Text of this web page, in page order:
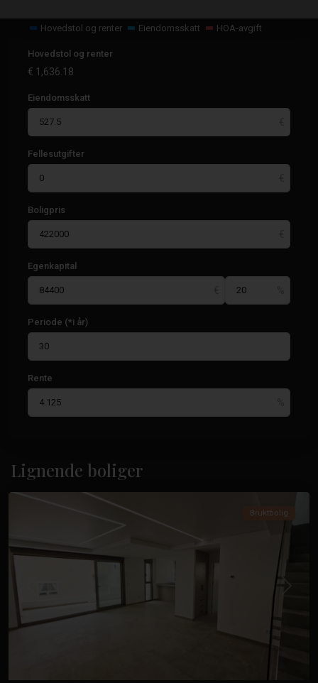
Hovedstol og renter Eiendomsskatt HOA-avgift
Hovedstol og renter
€ 1,636.18
Eiendomsskatt
Fellesutgifter
Boligpris
Egenkapital
Periode (*i år)
Rente
Lignende boliger
Maritimo
Torrevieja
Tidligere
Bruktbolig